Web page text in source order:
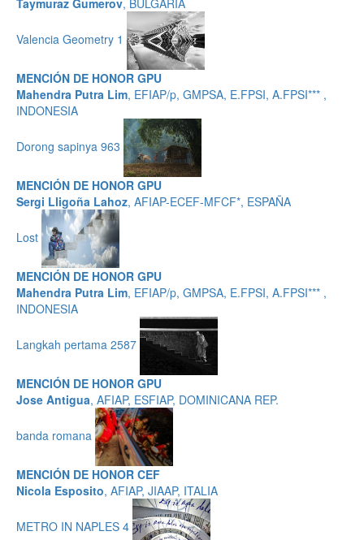
Taymuraz Gumerov, BULGARIA
Valencia Geometry 1
MENCIÓN DE HONOR GPU
Mahendra Putra Lim, EFIAP/p, GMPSA, E.FPSI, A.FPSI*** ,
INDONESIA
Dorong sapinya 963
MENCIÓN DE HONOR GPU
Sergi Lligoña Lahoz, AFIAP-ECEF-MFCF*, ESPAÑA
Lost
MENCIÓN DE HONOR GPU
Mahendra Putra Lim, EFIAP/p, GMPSA, E.FPSI, A.FPSI*** ,
INDONESIA
Langkah pertama 2587
MENCIÓN DE HONOR GPU
Jose Antigua, AFIAP, ESFIAP, DOMINICANA REP.
banda romana
MENCIÓN DE HONOR CEF
Nicola Esposito, AFIAP, JIAAP, ITALIA
METRO IN NAPLES 4